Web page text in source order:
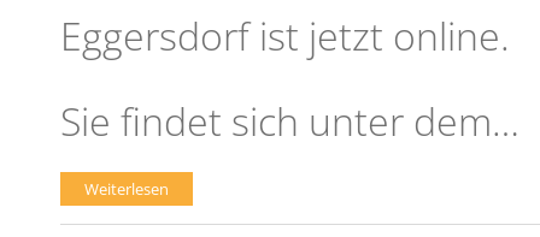
Eggersdorf ist jetzt online.
Sie findet sich unter dem…
Weiterlesen